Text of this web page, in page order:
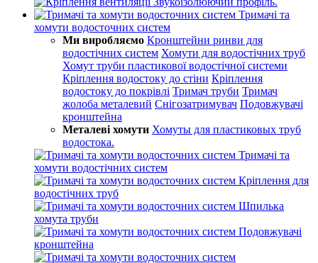
Тримачі та
хомути водосточних систем
Ми виробляємо Кронштейни ринви для
водостічних систем Хомути для водостічних труб
Хомут труби пластикової водостічної системи
Кріплення водостоку до стіни Кріплення
водостоку до покрівлі Тримач труби Тримач
жолоба металевий Снігозатримувач Подовжувачі
кронштейна
Металеві хомути Хомуты для пластиковых труб
водостока.
Тримачі та
хомути водостічних систем
Кріплення для
водостічних труб
Шпилька
хомута труби
Подовжувачі
кронштейна